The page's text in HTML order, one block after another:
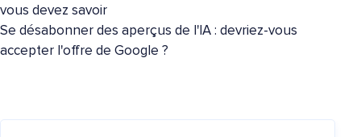
vous devez savoir
Se désabonner des aperçus de l'IA : devriez-vous
accepter l'offre de Google ?